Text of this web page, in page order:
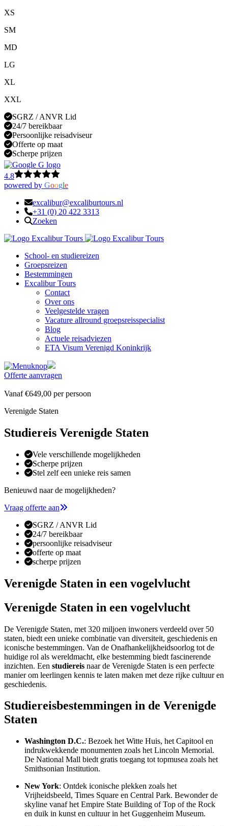
XS
SM
MD
LG
XL
XXL
SGRZ / ANVR Lid
24/7 bereikbaar
Persoonlijke reisadviseur
Offerte op maat
Scherpe prijzen
4.8
powered by Google
excalibur@excaliburtours.nl
+31 (0) 20 422 3313
Zoeken
School- en studiereizen
Groepsreizen
Bestemmingen
Excalibur Tours
Contact
Over ons
Veelgestelde vragen
Vacature allround groepsreisspecialist
Blog
Actuele reisadviezen
ETA Visum Verenigd Koninkrijk
Offerte aanvragen
Vanaf €649,00 per persoon
Verenigde Staten
Studiereis Verenigde Staten
Vele verschillende mogelijkheden
Scherpe prijzen
Stel zelf een unieke reis samen
Benieuwd naar de mogelijkheden?
Vraag offerte aan
SGRZ / ANVR Lid
24/7 bereikbaar
persoonlijke reisadviseur
offerte op maat
scherpe prijzen
Verenigde Staten in een vogelvlucht
Verenigde Staten in een vogelvlucht
De Verenigde Staten, met 320 miljoen inwoners verdeeld over 50
staten, biedt een unieke combinatie van diversiteit, geschiedenis en
iconische bestemmingen. Van de Onafhankelijkheidsoorlog tot de
huidige rol als wereldmacht, elke bestemming biedt fascinerende
inzichten. Een studiereis naar de Verenigde Staten is een perfecte
manier om leerlingen kennis te laten maken met deze rijke cultuur en
geschiedenis.
Studiereisbestemmingen in de Verenigde
Staten
Washington D.C.: Bezoek het Witte Huis, het Capitool en
indrukwekkende monumenten zoals het Lincoln Memorial.
De National Mall biedt gratis toegang tot topmusea zoals het
Smithsonian Institution.
New York: Ontdek iconische plekken zoals het
Vrijheidsbeeld, Times Square en Central Park. Bewonder de
skyline vanaf het Empire State Building of Top of the Rock
en duik in kunst en cultuur in het Guggenheim Museum.